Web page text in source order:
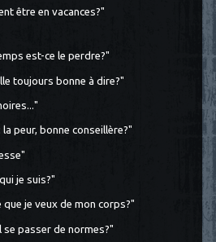
être en vacances?"
est-ce le perdre?"
toujours bonne à dire?"
peur, bonne conseillère?"
je suis?"
que je veux de mon corps?"
se passer de normes?"